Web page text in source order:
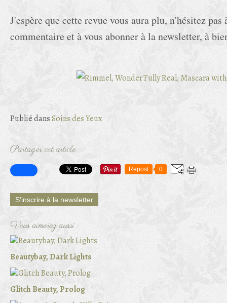
J'espère que cette revue vous aura plu, n'hésitez
commentaire et à vous abonner à la newsletter, à
Publié dansSoins des Yeux
Partager cet article
Repost 0
S'inscrire à la newsletter
Vous aimerez aussi :
Beautybay, Dark Lights
Glitch Beauty, Prolog